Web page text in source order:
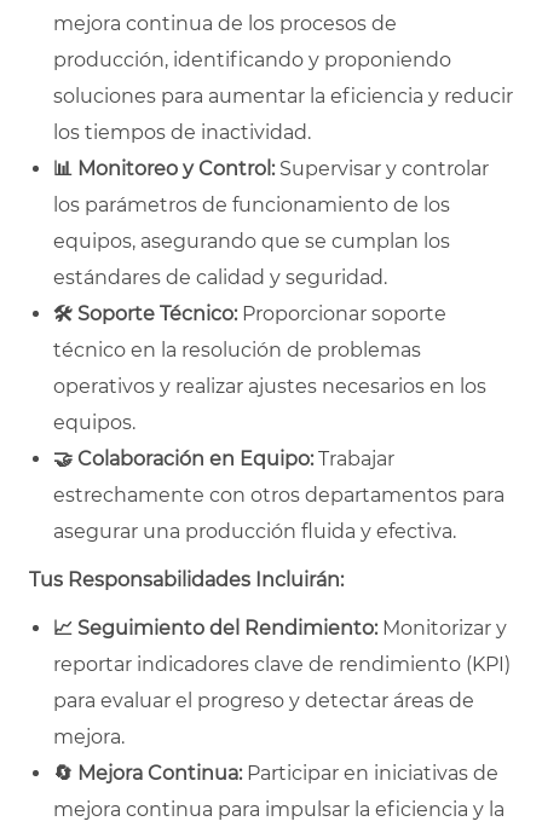
mejora continua de los procesos de
producción, identificando y proponiendo
soluciones para aumentar la eficiencia y reducir
los tiempos de inactividad.
📊 Monitoreo y Control:Supervisar y controlar
los parámetros de funcionamiento de los
equipos, asegurando que se cumplan los
estándares de calidad y seguridad.
🛠 Soporte Técnico:Proporcionar soporte
técnico en la resolución de problemas
operativos y realizar ajustes necesarios en los
equipos.
🤝 Colaboración en Equipo:Trabajar
estrechamente con otros departamentos para
asegurar una producción fluida y efectiva.
Tus Responsabilidades Incluirán:
📈 Seguimiento del Rendimiento:Monitorizar y
reportar indicadores clave de rendimiento (KPI)
para evaluar el progreso y detectar áreas de
mejora.
🔄 Mejora Continua:Participar en iniciativas de
mejora continua para impulsar la eficiencia y la